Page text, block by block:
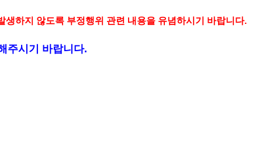
하지 않도록 부정행위 관련 내용을 유념하시기 바랍니다.
주시기 바랍니다.